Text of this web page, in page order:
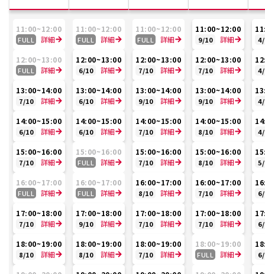
11:00~12:00
FULL
詳細
12:00~13:00
FULL
詳細
13:00~14:00
7/10
詳細
14:00~15:00
6/10
詳細
15:00~16:00
7/10
詳細
16:00~17:00
FULL
詳細
17:00~18:00
7/10
詳細
18:00~19:00
8/10
詳細
11:00~12:00
FULL
詳細
12:00~13:00
6/10
詳細
13:00~14:00
6/10
詳細
14:00~15:00
6/10
詳細
15:00~16:00
FULL
詳細
16:00~17:00
FULL
詳細
17:00~18:00
9/10
詳細
18:00~19:00
8/10
詳細
11:00~12:00
FULL
詳細
12:00~13:00
7/10
詳細
13:00~14:00
9/10
詳細
14:00~15:00
7/10
詳細
15:00~16:00
7/10
詳細
16:00~17:00
8/10
詳細
17:00~18:00
7/10
詳細
18:00~19:00
7/10
詳細
11:00~12:00
9/10
詳細
12:00~13:00
7/10
詳細
13:00~14:00
9/10
詳細
14:00~15:00
8/10
詳細
15:00~16:00
8/10
詳細
16:00~17:00
7/10
詳細
17:00~18:00
7/10
詳細
18:00~19:00
FULL
詳細
4/
4/
4/
4/
5/
6/
6/
6/